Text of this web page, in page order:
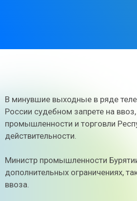
В минувшие выходные в ряде
России судебном запрете на
промышленности и торговли
действительности.
Министр промышленности
дополнительных ограничениях,
ввоза.